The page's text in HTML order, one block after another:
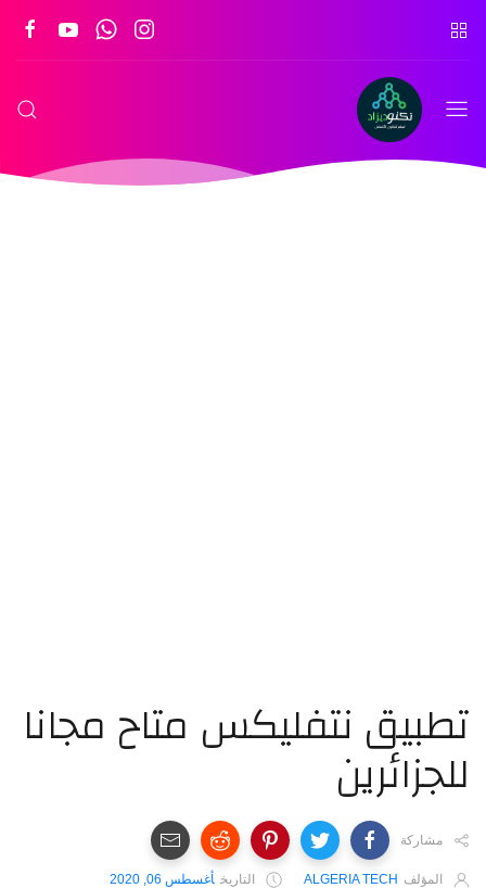
تطبيق نتفليكس متاح مجانا
للجزائرين
مشاركة
المؤلف ALGERIA TECH التاريخ أغسطس 06, 2020